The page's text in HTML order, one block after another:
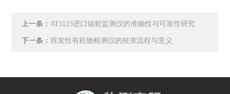
上一条： AT1123进口辐射监测仪的准确性与可靠性研究
下一条：挥发性有机物检测仪的校准流程与意义